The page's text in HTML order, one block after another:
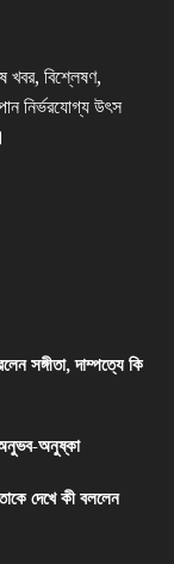
খবর, বিশ্লেষণ,
নির্ভরযোগ্য উৎস
সঙ্গীতা, দাম্পত্যে কি
অনুভব-অনুষ্কা
দেখে কী বললেন